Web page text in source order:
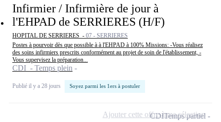
Infirmier / Infirmière de jour à
l'EHPAD de SERRIERES (H/F)
HOPITAL DE SERRIERES - 07 - SERRIERES
Postes à pourvoir dès que possible à à l'EHPAD à 100% Missions: -Vous réalisez
des soins infirmiers prescrits conformément au projet de soin de l'établissement, -
Vous supervisez la préparation...
CDI - Temps plein
Publié il y a 28 jours Soyez parmi les 1ers à postuler
CDITemps partiel
Ajouter cette offre à ma sélection